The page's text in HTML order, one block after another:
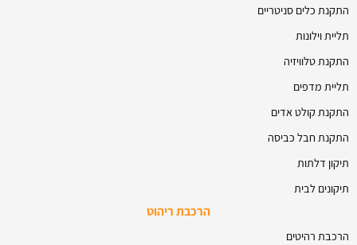
התקנת כלים סניטריים
תליית וילונות
התקנת טלוויזיה
תליית מדפים
התקנת קולט אדים
התקנת חבל כביסה
תיקון דלתות
תיקונים לבית
הרכבת ריהוט
הרכבת רהיטים